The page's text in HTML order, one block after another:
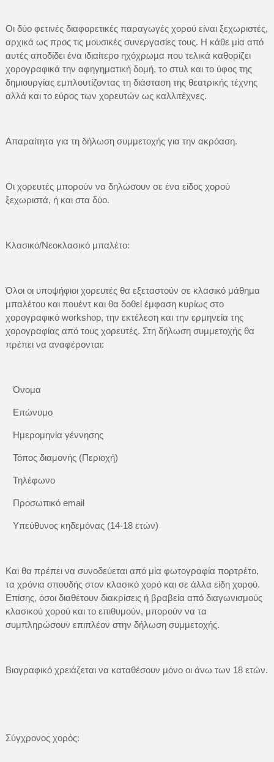
Οι δύο φετινές διαφορετικές παραγωγές χορού είναι ξεχωριστές,
αρχικά ως προς τις μουσικές συνεργασίες τους. Η κάθε μία από
αυτές αποδίδει ένα ιδιαίτερο ηχόχρωμα που τελικά καθορίζει
χορογραφικά την αφηγηματική δομή, το στυλ και το ύφος της
δημιουργίας εμπλουτίζοντας τη διάσταση της θεατρικής τέχνης
αλλά και το εύρος των χορευτών ως καλλιτέχνες.
Απαραίτητα για τη δήλωση συμμετοχής για την ακρόαση.
Οι χορευτές μπορούν να δηλώσουν σε ένα είδος χορού
ξεχωριστά, ή και στα δύο.
Κλασικό/Νεοκλασικό μπαλέτο:
Όλοι οι υποψήφιοι χορευτές θα εξεταστούν σε κλασικό μάθημα
μπαλέτου και πουέντ και θα δοθεί έμφαση κυρίως στο
χορογραφικό workshop, την εκτέλεση και την ερμηνεία της
χορογραφίας από τους χορευτές. Στη δήλωση συμμετοχής θα
πρέπει να αναφέρονται:
Όνομα
Επώνυμο
Ημερομηνία γέννησης
Τόπος διαμονής (Περιοχή)
Τηλέφωνο
Προσωπικό email
Υπεύθυνος κηδεμόνας (14-18 ετών)
Και θα πρέπει να συνοδεύεται από μία φωτογραφία πορτρέτο,
τα χρόνια σπουδής στον κλασικό χορό και σε άλλα είδη χορού.
Επίσης, όσοι διαθέτουν διακρίσεις ή βραβεία από διαγωνισμούς
κλασικού χορού και το επιθυμούν, μπορούν να τα
συμπληρώσουν επιπλέον στην δήλωση συμμετοχής.
Βιογραφικό χρειάζεται να καταθέσουν μόνο οι άνω των 18 ετών.
Σύγχρονος χορός: